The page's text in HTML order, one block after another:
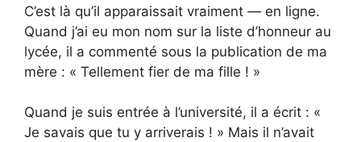
C’est là qu’il apparaissait vraiment — en ligne.
Quand j’ai eu mon nom sur la liste d’honneur au
lycée, il a commenté sous la publication de ma
mère : « Tellement fier de ma fille ! »
Quand je suis entrée à l’université, il a écrit : «
Je savais que tu y arriverais ! » Mais il n’avait